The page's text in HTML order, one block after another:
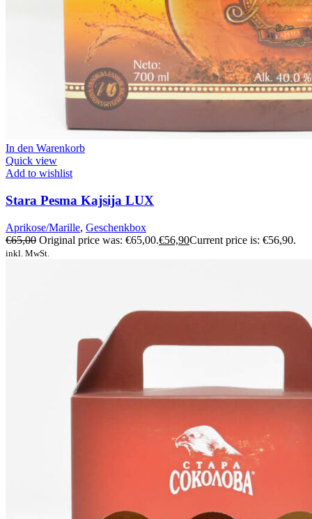
In den Warenkorb
Quick view
Add to wishlist
Stara Pesma Kajsija LUX
Aprikose/Marille, Geschenkbox
€65,00 Original price was: €65,00.€56,90Current price is: €56,90.
inkl. MwSt.